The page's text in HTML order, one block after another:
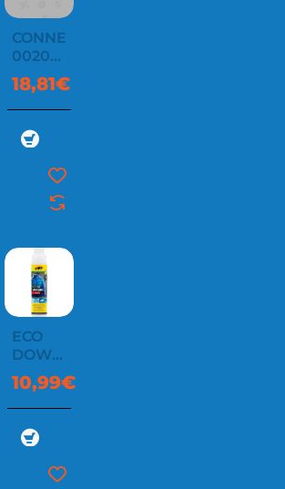
CONNECTION
0020381180
000110
18,81€
ECO
DOWN
WASH
10,99€